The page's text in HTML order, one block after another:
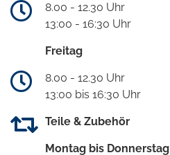
8.00 - 12.30 Uhr
13:00 - 16:30 Uhr
Freitag
8.00 - 12.30 Uhr
13:00 bis 16:30 Uhr
Teile & Zubehör
Montag bis Donnerstag